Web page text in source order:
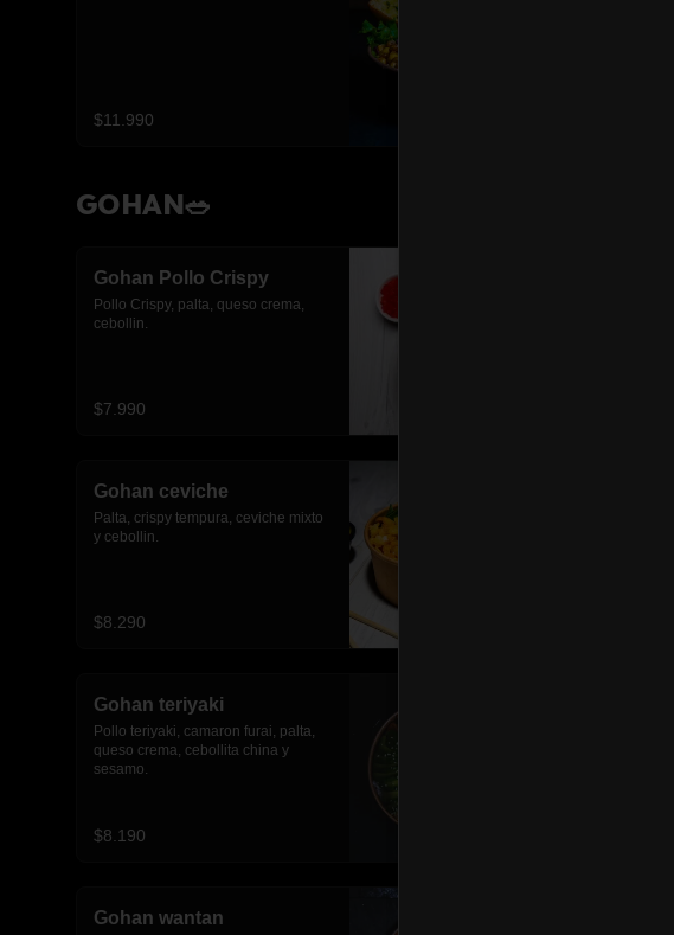
$11.990
GOHAN🥗
Gohan Pollo Crispy
Pollo Crispy, palta, queso crema,
cebollin.
$7.990
Gohan ceviche
Palta, crispy tempura, ceviche mixto
y cebollin.
$8.290
Gohan teriyaki
Pollo teriyaki, camaron furai, palta,
queso crema, cebollita china y
sesamo.
$8.190
Gohan wantan